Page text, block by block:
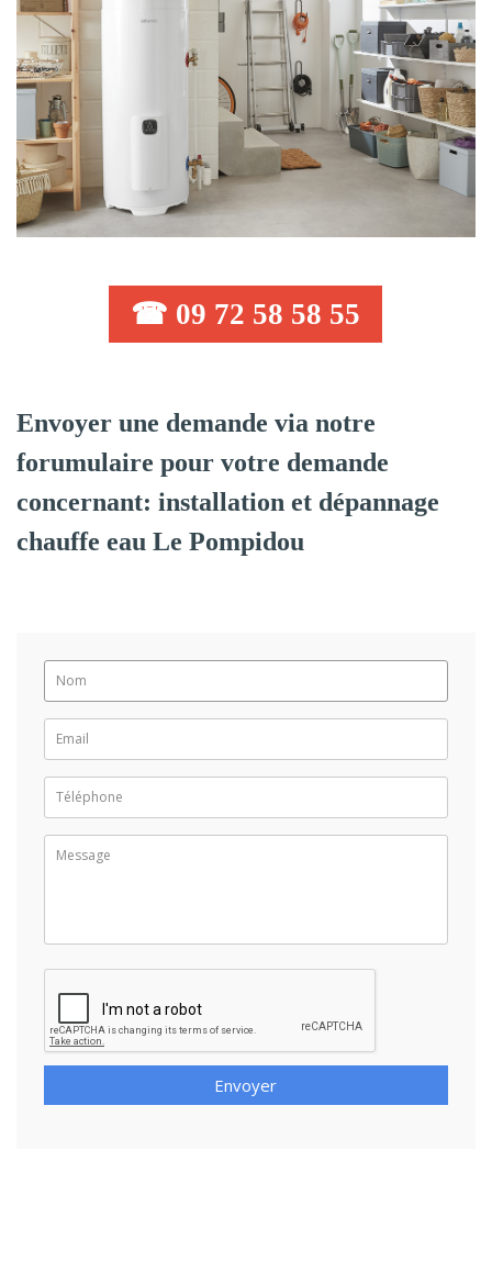
☎ 09 72 58 58 55
Envoyer une demande via notre
forumulaire pour votre demande
concernant: installation et dépannage
chauffe eau Le Pompidou
Envoyer